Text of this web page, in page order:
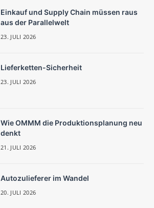
Einkauf und Supply Chain müssen raus
aus der Parallelwelt
23. JULI 2026
Lieferketten-Sicherheit
23. JULI 2026
Wie OMMM die Produktionsplanung neu
denkt
21. JULI 2026
Autozulieferer im Wandel
20. JULI 2026